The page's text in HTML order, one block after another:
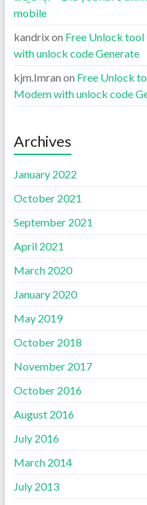
mobile
kandrixon Free Unlock
with unlock code Generate
kjm.Imran on Free Unlock
Modem with unlock code
Archives
January 2022
October 2021
September 2021
April 2021
March 2020
January 2020
May 2019
October 2018
November 2017
October 2016
August 2016
July 2016
March 2014
July 2013